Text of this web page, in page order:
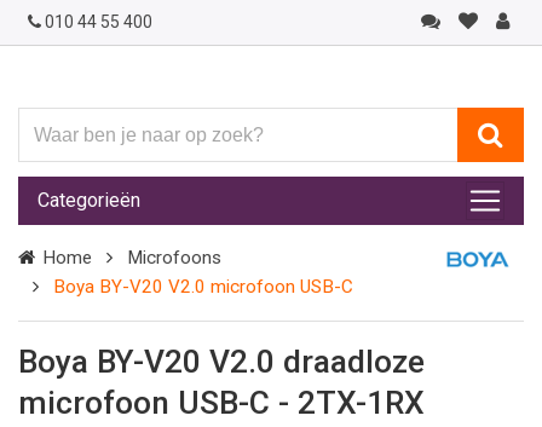
010 44 55 400
ben
je
naar
op
zoek?
Categorieën
Home
Microfoons
Boya BY-V20 V2.0 microfoon USB-C
Boya BY-V20 V2.0 draadloze
microfoon USB-C - 2TX-1RX